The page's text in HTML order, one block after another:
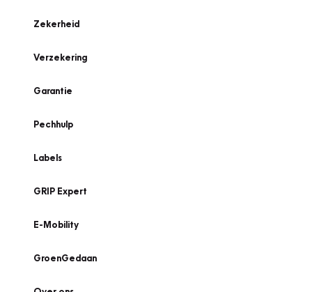
Zekerheid
Verzekering
Garantie
Pechhulp
Labels
GRIP Expert
E-Mobility
GroenGedaan